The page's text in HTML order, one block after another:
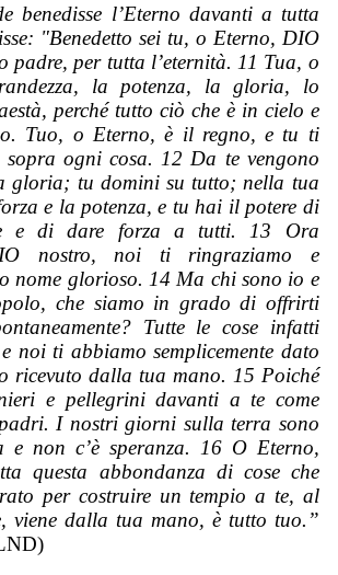
benedisse l’Eterno davanti a tutta
"Benedetto sei tu, o Eterno, DIO
padre, per tutta l’eternità. 11 Tua, o
la potenza, la gloria, lo
perché tutto ciò che è in cielo e
Tuo, o Eterno, è il regno, e tu ti
sopra ogni cosa. 12 Da te vengono
gloria; tu domini su tutto; nella tua
e la potenza, e tu hai il potere di
e di dare forza a tutti. 13 Ora
nostro, noi ti ringraziamo e
nome glorioso. 14 Ma chi sono io e
che siamo in grado di offrirti
Tutte le cose infatti
noi ti abbiamo semplicemente dato
ricevuto dalla tua mano. 15 Poiché
e pellegrini davanti a te come
I nostri giorni sulla terra sono
e non c’è speranza. 16 O Eterno,
questa abbondanza di cose che
per costruire un tempio a te, al
viene dalla tua mano, è tutto tuo.”